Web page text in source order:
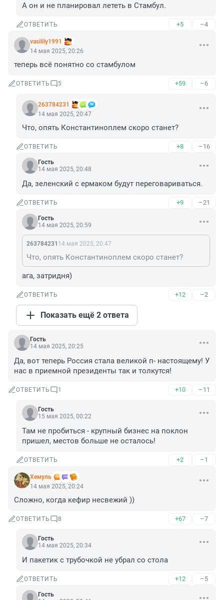
А он и не планировал лететь в Стамбул.
ОТВЕТИТЬ +5 –4
vasilily1991
14 мая 2025, 20:26
теперь всё понятно со стамбулом
ОТВЕТИТЬ 5 +59 –6
263784231
14 мая 2025, 20:47
Что, опять Константиноплем скоро станет?
ОТВЕТИТЬ +8 –16
Гость
14 мая 2025, 20:48
Да, зеленский с ермаком будут переговариваться.
ОТВЕТИТЬ +9 –21
Гость
14 мая 2025, 20:59
263784231 14 мая 2025, 20:47
Что, опять Константиноплем скоро станет?
ага, затридня)
ОТВЕТИТЬ +12 –2
Показать ещё 2 ответа
Гость
14 мая 2025, 20:25
Да, вот теперь Россия стала великой п- настоящему! У
нас в приемной президенты так и толкутся!
ОТВЕТИТЬ 1 +10 –11
Гость
15 мая 2025, 00:22
Там не пробиться - крупный бизнес на поклон
пришел, местов больше не осталось!
ОТВЕТИТЬ +2 –1
Xемуль
14 мая 2025, 20:24
Сложно, когда кефир несвежий ))
ОТВЕТИТЬ 8 +67 –7
Гость
14 мая 2025, 20:34
И пакетик с трубочкой не убрал со стола
ОТВЕТИТЬ +12 –5
Гость